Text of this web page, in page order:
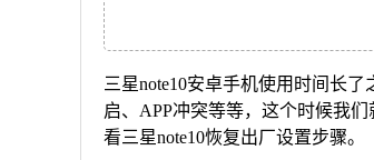
三星note10安卓手机使用时间长
启、APP冲突等等，这个时候我
看三星note10恢复出厂设置步骤。